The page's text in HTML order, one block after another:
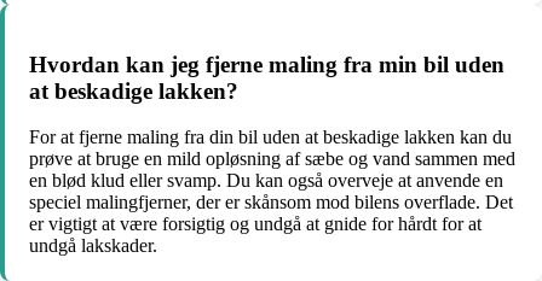
Hvordan kan jeg fjerne maling fra min bil uden
at beskadige lakken?
For at fjerne maling fra din bil uden at beskadige lakken kan du
prøve at bruge en mild opløsning af sæbe og vand sammen med
en blød klud eller svamp. Du kan også overveje at anvende en
speciel malingfjerner, der er skånsom mod bilens overflade. Det
er vigtigt at være forsigtig og undgå at gnide for hårdt for at
undgå lakskader.